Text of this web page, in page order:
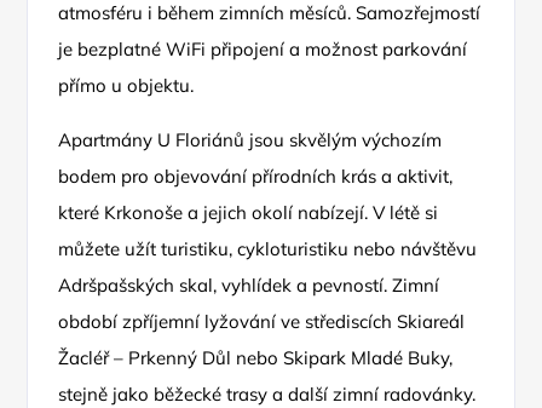
atmosféru i během zimních měsíců. Samozřejmostí
je bezplatné WiFi připojení a možnost parkování
přímo u objektu.
Apartmány U Floriánů jsou skvělým výchozím
bodem pro objevování přírodních krás a aktivit,
které Krkonoše a jejich okolí nabízejí. V létě si
můžete užít turistiku, cykloturistiku nebo návštěvu
Adršpašských skal, vyhlídek a pevností. Zimní
období zpříjemní lyžování ve střediscích Skiareál
Žacléř – Prkenný Důl nebo Skipark Mladé Buky,
stejně jako běžecké trasy a další zimní radovánky.